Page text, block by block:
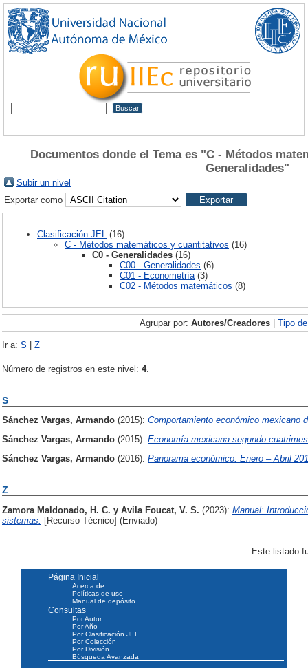
Documentos donde el Tema es "C - Métodos
Generalidades"
Subir un nivel
Exportar como
Clasificación JEL
(16)
C - Métodos matemáticos y cuantitativos (16)
C0 - Generalidades (16)
C00 - Generalidades (6)
C01 - Econometría (3)
C02 - Métodos matemáticos (8)
Agrupar por: Autores/Creadores | Tipo
Ir a: S | Z
Número de registros en este nivel: 4.
S
Sánchez Vargas, Armando (2015): Comportamiento económico mexicano
Sánchez Vargas, Armando (2015): Economía mexicana segundo
Sánchez Vargas, Armando (2016): Panorama económico. Enero – Abril
Z
Zamora Maldonado, H. C. y Avila Foucat, V. S. (2023): Manual:
sistemas.
[Recurso Técnico] (Enviado)
Este listado
Página Inicial
Acerca de
Políticas de uso
Manual de depósito
Consultas
Por Autor
Por Año
Por Clasificación JEL
Por Colección
Por División
Búsqueda Avanzada